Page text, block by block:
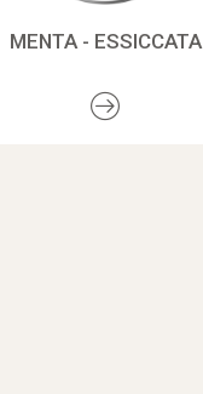
MENTA - ESSICCATA